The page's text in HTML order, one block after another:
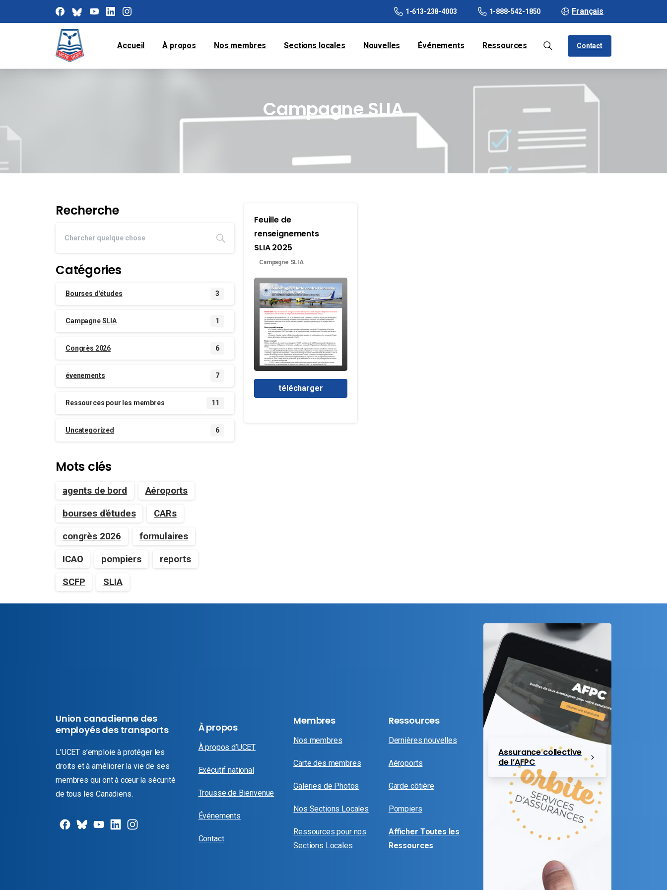
1-613-238-4003 1-888-542-1850 Français
Accueil À propos Nos membres Sections locales Nouvelles Événements Ressources Contact
Campagne SLIA
Feuille de
renseignements
SLIA 2025
Campagne SLIA
télécharger
Recherche
Catégories
Bourses d'études 3
Campagne SLIA 1
Congrès 2026 6
évenements 7
Ressources pour les membres 11
Uncategorized 6
Mots clés
agents de bord Aéroports
bourses d'études CARs
congrès 2026 formulaires
ICAO pompiers reports
SCFP SLIA
Union canadienne des
employés des transports
L’UCET s’emploie à protéger les
droits et à améliorer la vie de ses
membres qui ont à cœur la sécurité
de tous les Canadiens.
À propos
À propos d’UCET
Exécutif national
Trousse de Bienvenue
Événements
Contact
Membres
Nos membres
Carte des membres
Galeries de Photos
Nos Sections Locales
Ressources pour nos
Sections Locales
Ressources
Dernières nouvelles
Aéroports
Garde côtière
Pompiers
Afficher Toutes les
Ressources
Assurance collective
de l’AFPC